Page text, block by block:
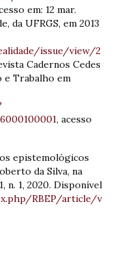
em: 12 mar.
da UFRGS, em 2013
issue/view/2
Cadernos Cedes
e Trabalho em
, acesso
epistemológicos
da Silva, na
n. 1, 2020. Disponível
RBEP/article/v